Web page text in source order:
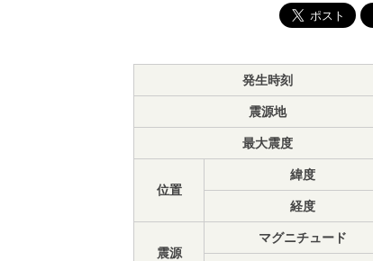
発生時刻
震源地
最大震度
位置
緯度
経度
震源
マグニチュード